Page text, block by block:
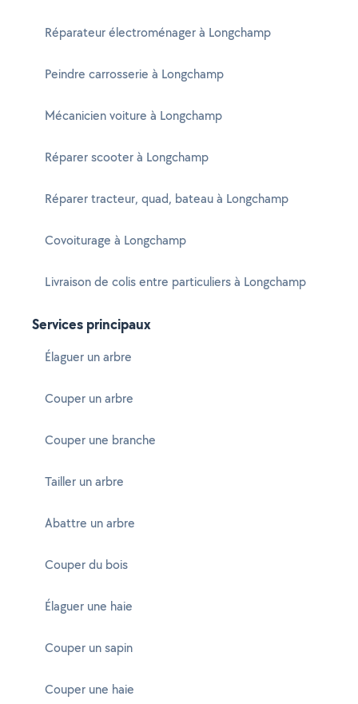
Réparateur électroménager à Longchamp
Peindre carrosserie à Longchamp
Mécanicien voiture à Longchamp
Réparer scooter à Longchamp
Réparer tracteur, quad, bateau à Longchamp
Covoiturage à Longchamp
Livraison de colis entre particuliers à Longchamp
Services principaux
Élaguer un arbre
Couper un arbre
Couper une branche
Tailler un arbre
Abattre un arbre
Couper du bois
Élaguer une haie
Couper un sapin
Couper une haie